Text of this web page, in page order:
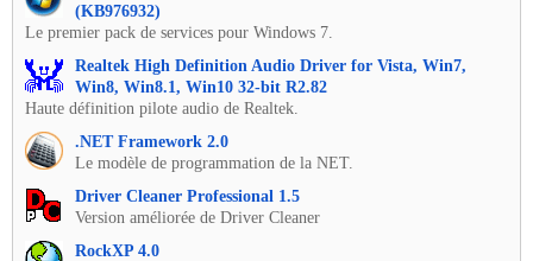
(KB976932)
Le premier pack de services pour Windows 7.
Realtek High Definition Audio Driver for Vista, Win7,
Win8, Win8.1, Win10 32-bit R2.82
Haute définition pilote audio de Realtek.
.NET Framework 2.0
Le modèle de programmation de la NET.
Driver Cleaner Professional 1.5
Version améliorée de Driver Cleaner
RockXP 4.0